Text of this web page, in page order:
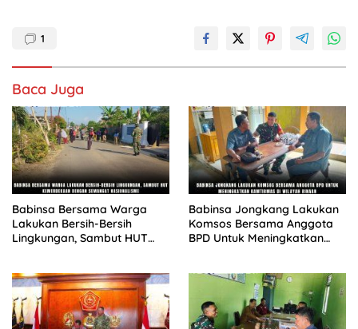
1
Baca Juga
Babinsa Bersama Warga
Lakukan Bersih-Bersih
Lingkungan, Sambut HUT
Babinsa Jongkang Lakukan
Komsos Bersama Anggota
BPD Untuk Meningkatkan